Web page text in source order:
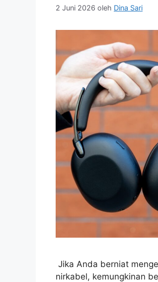
2 Juni 2026 oleh Dina Sari
Jika Anda berniat
nirkabel, kemungkinan